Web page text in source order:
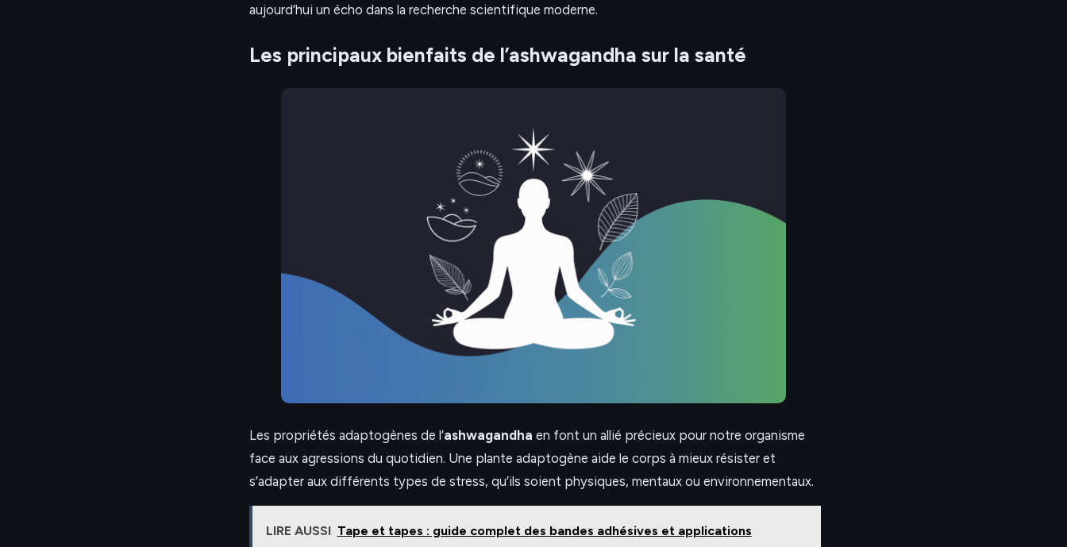
aujourd’hui un écho dans la recherche scientifique moderne.
Les principaux bienfaits de l’ashwagandha sur la santé
Les propriétés adaptogènes de l’ashwagandha en font un allié précieux pour notre organisme
face aux agressions du quotidien. Une plante adaptogène aide le corps à mieux résister et
s’adapter aux différents types de stress, qu’ils soient physiques, mentaux ou environnementaux.
LIRE AUSSI Tape et tapes : guide complet des bandes adhésives et applications